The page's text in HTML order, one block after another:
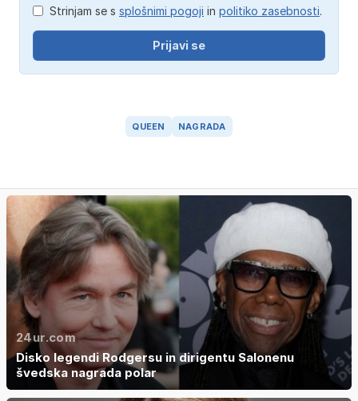
Strinjam se s splošnimi pogoji in politiko zasebnosti.
Prijavi se
QUEEN NAGRADA
24ur.com
Disko legendi Rodgersu in dirigentu Salonenu
švedska nagrada polar